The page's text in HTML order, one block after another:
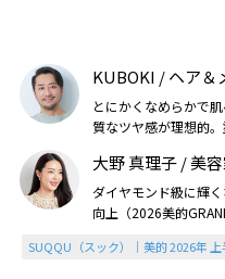
KUBOKI / ヘア＆
とにかくなめらかで
質なツヤ感が理想的
期）
大野 真理子 / 美
ダイヤモンド級に輝
向上（2026美的
SUQQU（スック）｜美的 2026年